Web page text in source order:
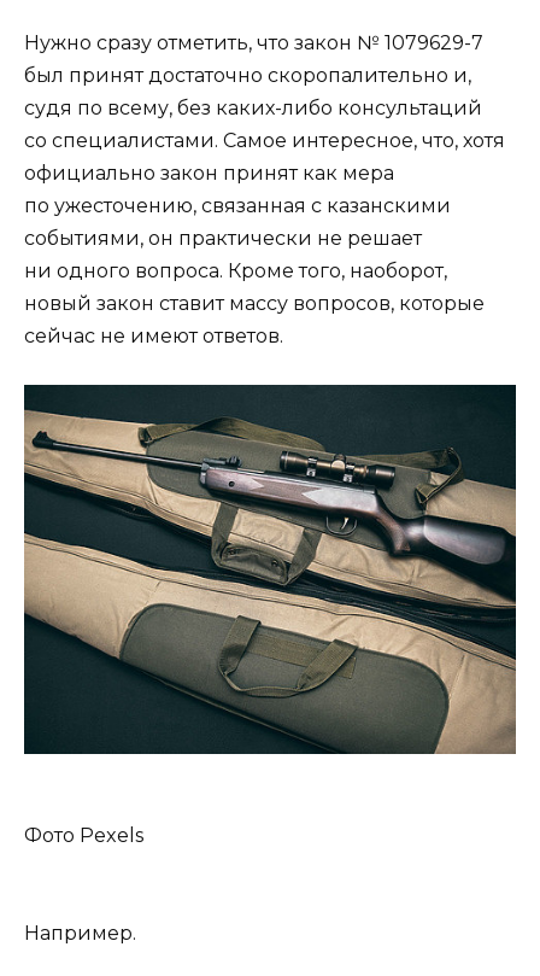
Нужно сразу отметить, что закон № 1079629-7
был принят достаточно скоропалительно и,
судя по всему, без каких-либо консультаций
со специалистами. Самое интересное, что, хотя
официально закон принят как мера
по ужесточению, связанная с казанскими
событиями, он практически не решает
ни одного вопроса. Кроме того, наоборот,
новый закон ставит массу вопросов, которые
сейчас не имеют ответов.
Фото Pexels
Например.